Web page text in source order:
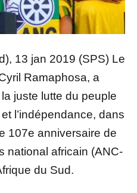
13 jan 2019 (SPS) Le
Ramaphosa, a
juste lutte du peuple
l’indépendance, dans
107e anniversaire de
national africain (ANC-
du Sud.